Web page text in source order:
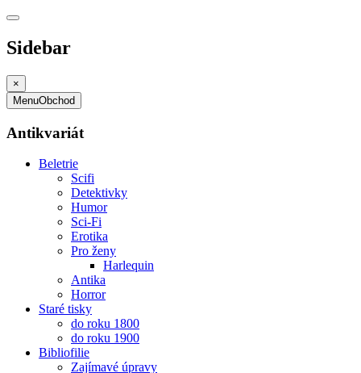
Sidebar
×
MenuObchod
Antikvariát
Beletrie
Scifi
Detektivky
Humor
Sci-Fi
Erotika
Pro ženy
Harlequin
Antika
Horror
Staré tisky
do roku 1800
do roku 1900
Bibliofilie
Zajímavé úpravy